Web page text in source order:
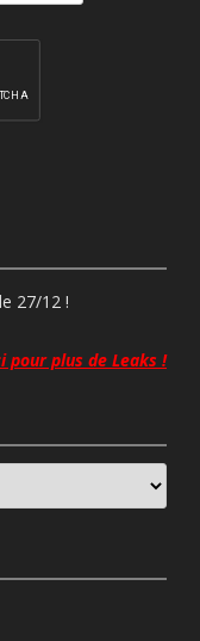
le 27/12 !
pour plus de Leaks !